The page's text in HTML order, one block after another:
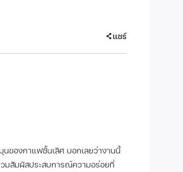
แชร์
นของกาแฟชั้นเลิศ บอกเลยว่างานนี้
มสัมผัสประสบการณ์ความอร่อยที่